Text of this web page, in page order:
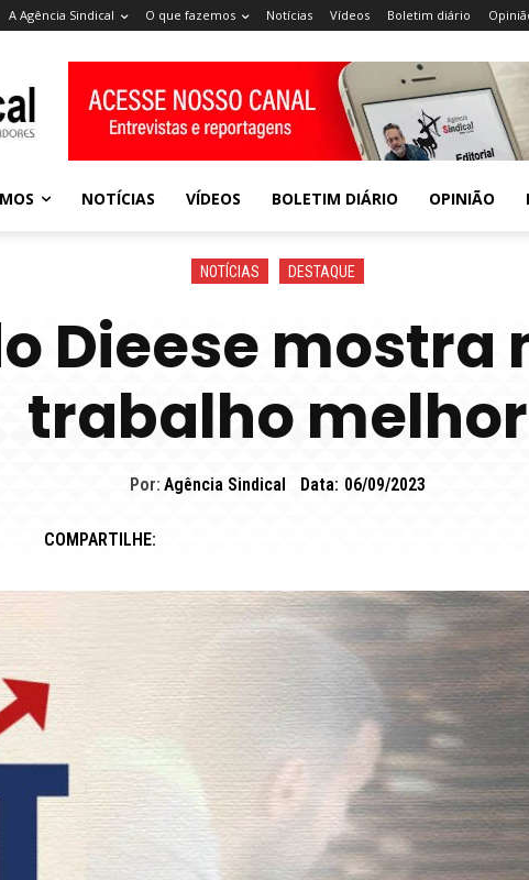
A Agência Sindical O que fazemos Notícias Vídeos Boletim diário
NOTÍCIAS VÍDEOS BOLETIM DIÁRIO OPINIÃO
NOTÍCIAS DESTAQUE
Dieese mostra
trabalho melhor
Por: Agência Sindical Data: 06/09/2023
COMPARTILHE: